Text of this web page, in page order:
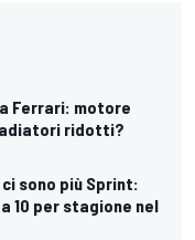
Ferrari: motore
ridotti?
sono più Sprint:
10 per stagione nel